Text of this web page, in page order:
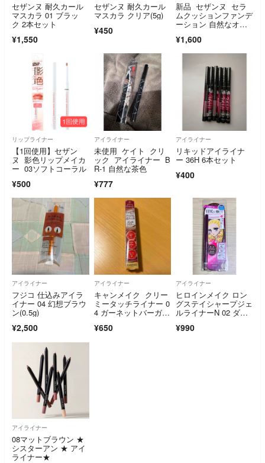
セザンヌ 耐久カール
マスカラ 01 ブラッ
ク 2本セット
¥1,550
セザンヌ 耐久カール
マスカラ クリア(5g)
¥450
新品 セザンヌ セラ
ムクッションファンデ
ーション 自然なオー
¥1,600
リップライナー
【1回使用】セザン
ヌ 影色リップメイカ
ー 03ソフトコーラル
¥500
アイライナー
未使用 ケイト クリ
ック アイライナー B
R-1 自然な茶色
¥777
アイライナー
リキッドアイライナ
ー 36H 6本セット
¥400
アイライナー
フジコ 仕込みアイラ
イナー 04 幻想ブラウ
ン(0.5g)
¥2,500
アイライナー
キャンメイク クリー
ミータッチライナー 0
4 ガーネットバーガン
¥650
アイライナー
ヒロインメイク ロン
グステイシャープジェ
ルライナーN 02 ダー
き
¥990
アイライナー
08マットブラウン ★
シスターアン ★ アイ
ライナー★